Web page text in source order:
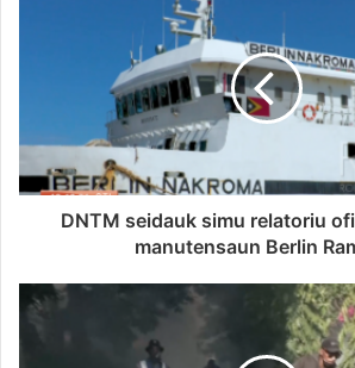
DNTM seidauk simu relatoriu
manutensaun Berlin